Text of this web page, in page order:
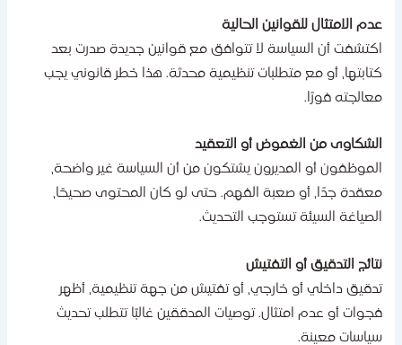
الامتثال للقوانين الحالية
أن السياسة لا تتوافق مع قوانين جديدة صدرت بعد
أو مع متطلبات تنظيمية محدثة. هذا خطر قانوني يجب
فورًا.
من الغموض أو التعقيد
أو المديرون يشتكون من أن السياسة غير واضحة،
جدًا، أو صعبة الفهم. حتى لو كان المحتوى صحيحًا،
السيئة تستوجب التحديث.
التدقيق أو التفتيش
داخلي أو خارجي، أو تفتيش من جهة تنظيمية، أظهر
أو عدم امتثال. توصيات المدققين غالبًا تتطلب تحديث
معينة.